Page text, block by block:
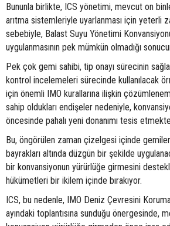
Bununla birlikte, ICS yönetimi, mevcut on
arıtma sistemleriyle uyarlanması için yeterli
sebebiyle, Balast Suyu Yönetimi
uygulanmasının pek mümkün olmadığı
Pek çok gemi sahibi, tip onayı sürecinin
kontrol incelemeleri sürecinde kullanılacak
için önemli IMO kurallarına ilişkin
sahip oldukları endişeler nedeniyle,
öncesinde pahalı yeni donanımı tesis
Bu, öngörülen zaman çizelgesi içinde
bayrakları altında düzgün bir şekilde
bir konvansiyonun yürürlüğe girmesini
hükümetleri bir ikilem içinde bırakıyor.
ICS, bu nedenle, IMO Deniz Çevresini
ayındaki toplantısına sunduğu önergesinde,